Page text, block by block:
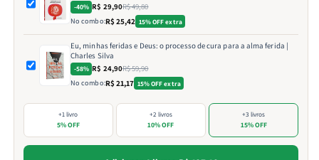
-40% R$ 29,90R$ 49,80
No combo:R$ 25,42 15% OFF extra
Eu, minhas feridas e Deus: o processo de cura para a alma ferida |
Charles Silva
-58% R$ 24,90R$ 59,90
No combo:R$ 21,17 15% OFF extra
+1 livro
5% OFF
+2 livros
10% OFF
+3 livros
15% OFF